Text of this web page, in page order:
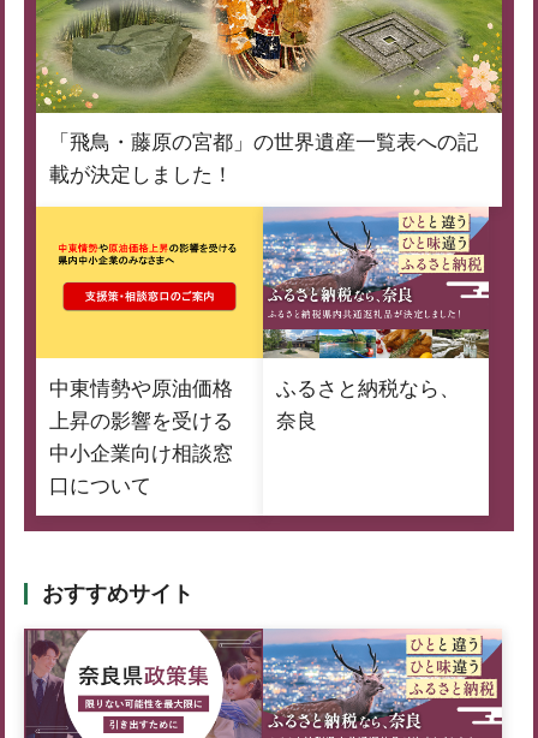
「飛鳥・藤原の宮都」の世界遺産一覧表への記
載が決定しました！
中東情勢や原油価格
上昇の影響を受ける
中小企業向け相談窓
口について
ふるさと納税なら、
奈良
おすすめサイト